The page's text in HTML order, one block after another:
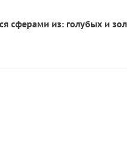
сферами из: голубых и